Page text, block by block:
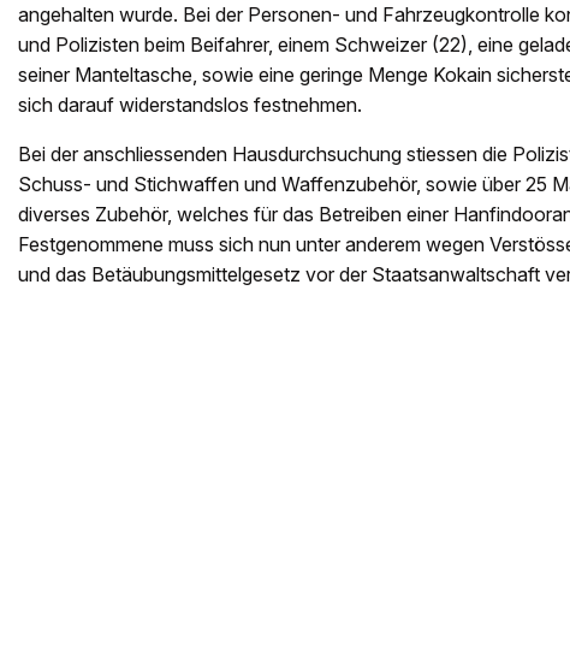
angehalten wurde. Bei der Personen- und Fahrzeugkontrolle
und Polizisten beim Beifahrer, einem Schweizer (22), eine
seiner Manteltasche, sowie eine geringe Menge Kokain
sich darauf widerstandslos festnehmen.
Bei der anschliessenden Hausdurchsuchung stiessen die
Schuss- und Stichwaffen und Waffenzubehör, sowie über 25
diverses Zubehör, welches für das Betreiben einer
Festgenommene muss sich nun unter anderem wegen
und das Betäubungsmittelgesetz vor der Staatsanwaltschaft